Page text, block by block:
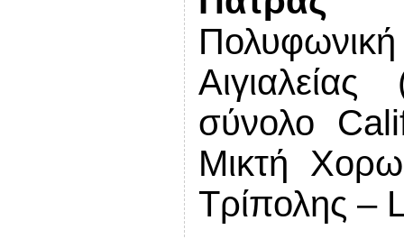
σύνολο C
Μικτή
Τρίπολης –